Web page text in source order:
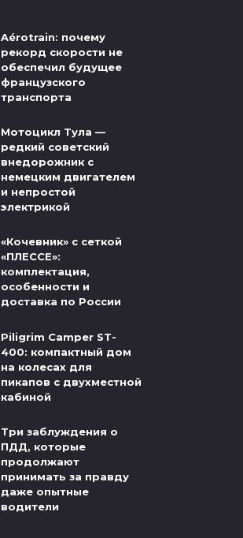
Aérotrain: почему
рекорд скорости не
обеспечил будущее
французского
транспорта
Мотоцикл Тула —
редкий советский
внедорожник с
немецким двигателем
и непростой
электрикой
«Кочевник» с сеткой
«ПЛЕССЕ»:
комплектация,
особенности и
доставка по России
Piligrim Camper ST-
400: компактный дом
на колесах для
пикапов с двухместной
кабиной
Три заблуждения о
ПДД, которые
продолжают
принимать за правду
даже опытные
водители